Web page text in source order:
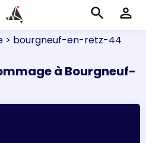
search perm_identity
> bourgneuf-en-retz-44
à Bourgneuf-